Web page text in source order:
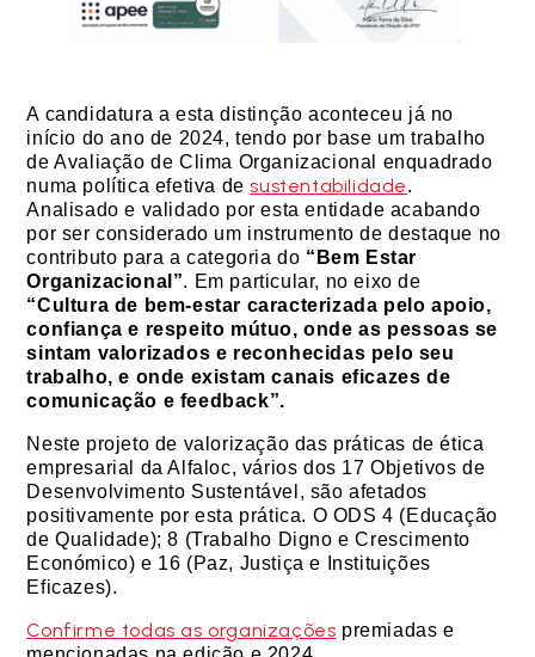
A candidatura a esta distinção aconteceu já no
início do ano de 2024, tendo por base um trabalho
de Avaliação de Clima Organizacional enquadrado
numa política efetiva desustentabilidade.
Analisado e validado por esta entidade acabando
por ser considerado um instrumento de destaque no
contributo para a categoria do “Bem Estar
Organizacional”. Em particular, no eixo de
“Cultura de bem-estar caracterizada pelo apoio,
confiança e respeito mútuo, onde as pessoas se
sintam valorizados e reconhecidas pelo seu
trabalho, e onde existam canais eficazes de
comunicação e feedback”.
Neste projeto de valorização das práticas de ética
empresarial da Alfaloc, vários dos 17 Objetivos de
Desenvolvimento Sustentável, são afetados
positivamente por esta prática. O ODS 4 (Educação
de Qualidade); 8 (Trabalho Digno e Crescimento
Económico) e 16 (Paz, Justiça e Instituições
Eficazes).
Confirme todas as organizações premiadas e